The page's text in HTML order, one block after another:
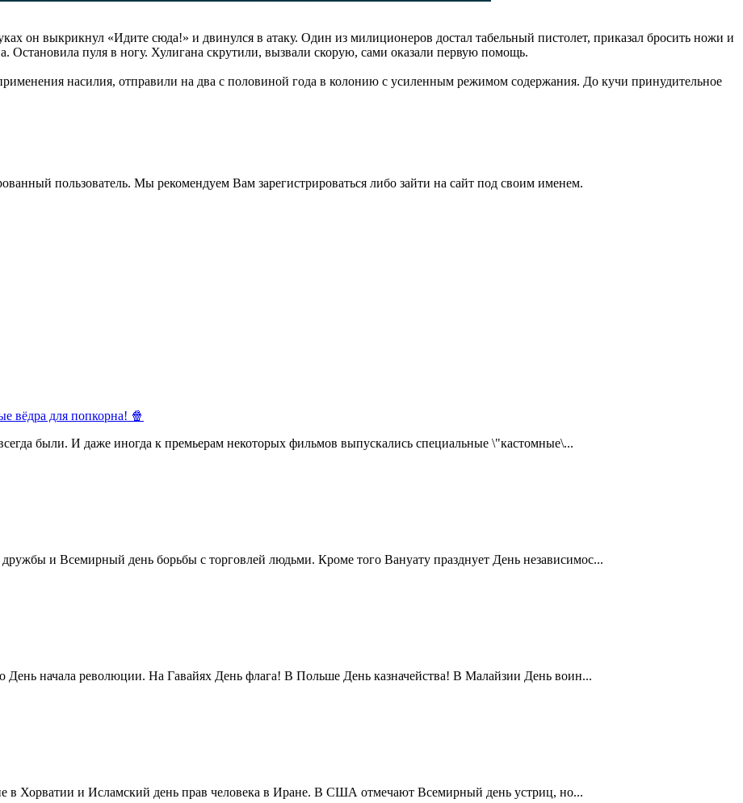
он выкрикнул «Идите сюда!» и двинулся в атаку. Один из милиционеров достал табельный пистолет, приказал бросить ножи и
Остановила пуля в ногу. Хулигана скрутили, вызвали скорую, сами оказали первую помощь.
насилия, отправили на два с половиной года в колонию с усиленным режимом содержания. До кучи принудительное
пользователь. Мы рекомендуем Вам зарегистрироваться либо зайти на сайт под своим именем.
вёдра для попкорна! 🍿
были. И даже иногда к премьерам некоторых фильмов выпускались специальные \"кастомные\...
и Всемирный день борьбы с торговлей людьми. Кроме того Вануату празднует День независимос...
начала революции. На Гавайях День флага! В Польше День казначейства! В Малайзии День воин...
в Хорватии и Исламский день прав человека в Иране. В США отмечают Всемирный день устриц, но...